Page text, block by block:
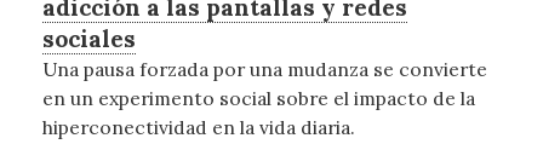
adicción a las pantallas y redes
sociales
Una pausa forzada por una mudanza se convierte
en un experimento social sobre el impacto de la
hiperconectividad en la vida diaria.